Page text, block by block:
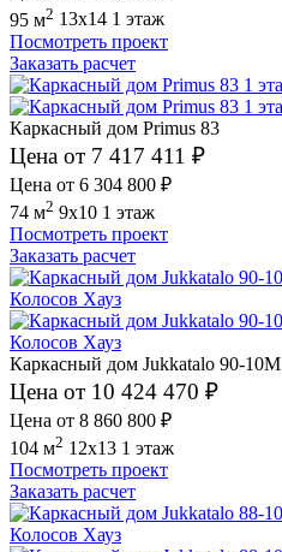
95 м2 13x14 1 этаж
Посмотреть проект
Заказать расчет
Каркасный дом Primus 83
Цена от 7 417 411 ₽
Цена от 6 304 800 ₽
74 м2 9x10 1 этаж
Посмотреть проект
Заказать расчет
Каркасный дом Jukkatalo 90-10M
Цена от 10 424 470 ₽
Цена от 8 860 800 ₽
104 м2 12x13 1 этаж
Посмотреть проект
Заказать расчет